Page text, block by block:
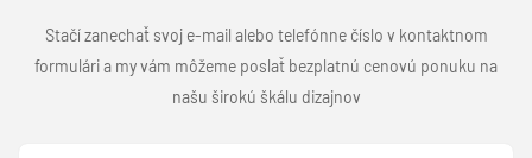
Stačí zanechať svoj e-mail alebo telefónne číslo v kontaktnom
formulári a my vám môžeme poslať bezplatnú cenovú ponuku na
našu širokú škálu dizajnov